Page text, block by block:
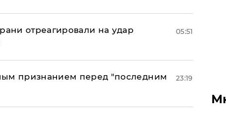
отреагировали на удар
05:51
признанием перед "последним
23:19